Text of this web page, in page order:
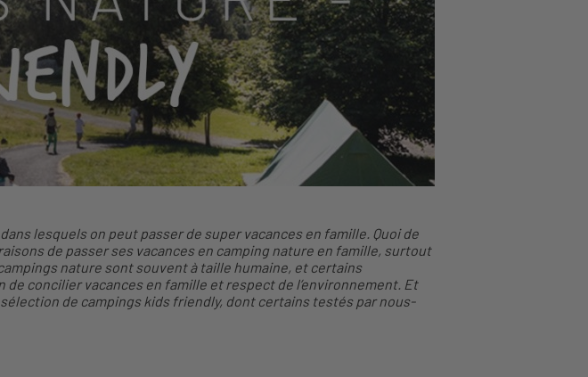
lesquels on peut passer de super vacances en famille. Quoi de
de passer ses vacances en camping nature en famille, surtout
nature sont souvent à taille humaine, et certains
concilier vacances en famille et respect de l’environnement. Et
de campings kids friendly, dont certains testés par nous-